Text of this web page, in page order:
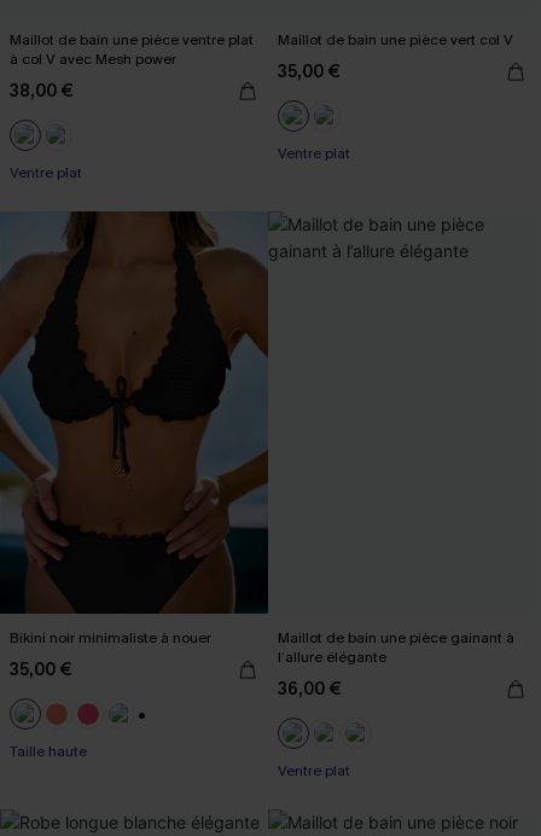
Maillot de bain une pièce ventre plat
à col V avec Mesh power
38,00 €
Ventre plat
Maillot de bain une pièce vert col V
35,00 €
Ventre plat
Bikini noir minimaliste à nouer
35,00 €
Taille haute
Maillot de bain une pièce gainant à
l’allure élégante
36,00 €
Ventre plat